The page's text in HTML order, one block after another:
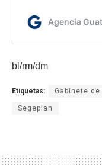
bl/rm/dm
Etiquetas: Gabinete de
Segeplan